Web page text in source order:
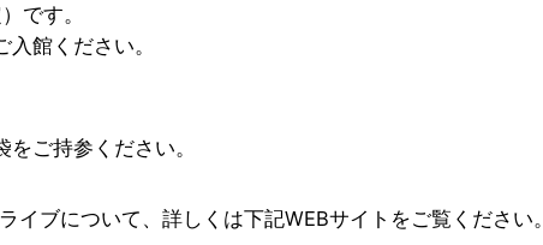
です。
入館ください。
ご持参ください。
イブについて、詳しくは下記WEBサイトをご覧ください。